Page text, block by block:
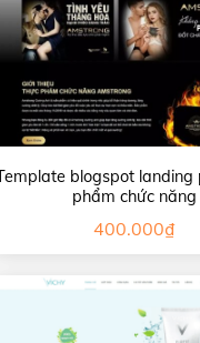
blogspot landing
phẩm chức năng
400.000₫